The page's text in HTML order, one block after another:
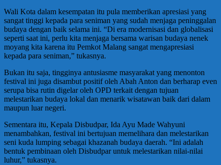
Wali Kota dalam kesempatan itu pula memberikan apresiasi yang
sangat tinggi kepada para seniman yang sudah menjaga peninggalan
budaya dengan baik selama ini. “Di era modernisasi dan globalisasi
seperti saat ini, perlu kita menjaga bersama warisan budaya nenek
moyang kita karena itu Pemkot Malang sangat mengapresiasi
kepada para seniman,” tukasnya.
Bukan itu saja, tingginya antusiasme masyarakat yang menonton
festival ini juga disambut positif oleh Abah Anton dan berharap even
serupa bisa rutin digelar oleh OPD terkait dengan tujuan
melestarikan budaya lokal dan menarik wisatawan baik dari dalam
maupun luar negeri.
Sementara itu, Kepala Disbudpar, Ida Ayu Made Wahyuni
menambahkan, festival ini bertujuan memelihara dan melestarikan
seni kuda lumping sebagai khazanah budaya daerah. “Ini adalah
bentuk pembinaan oleh Disbudpar untuk melestarikan nilai-nilai
luhur,” tukasnya.